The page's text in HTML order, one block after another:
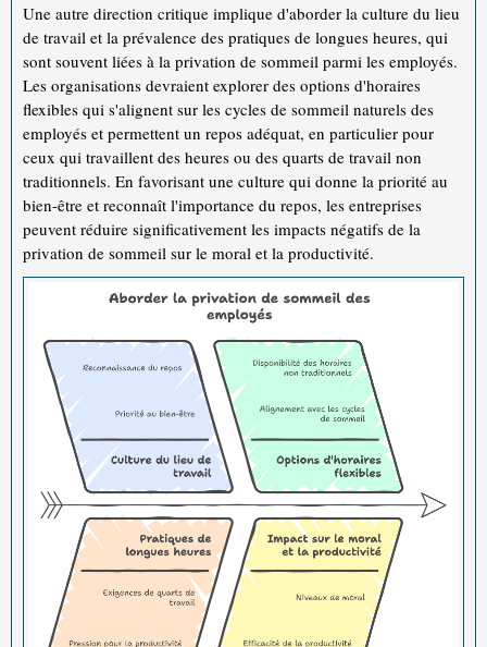
Une autre direction critique implique d'aborder la culture du lieu
de travail et la prévalence des pratiques de longues heures, qui
sont souvent liées à la privation de sommeil parmi les employés.
Les organisations devraient explorer des options d'horaires
flexibles qui s'alignent sur les cycles de sommeil naturels des
employés et permettent un repos adéquat, en particulier pour
ceux qui travaillent des heures ou des quarts de travail non
traditionnels. En favorisant une culture qui donne la priorité au
bien-être et reconnaît l'importance du repos, les entreprises
peuvent réduire significativement les impacts négatifs de la
privation de sommeil sur le moral et la productivité.